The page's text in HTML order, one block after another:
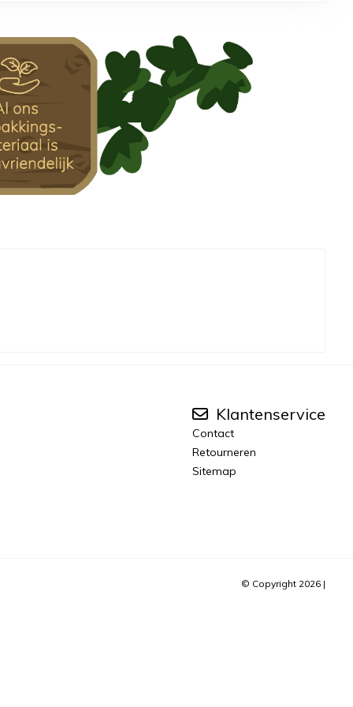
Klantenservice
Contact
Retourneren
Sitemap
© Copyright 2026 |